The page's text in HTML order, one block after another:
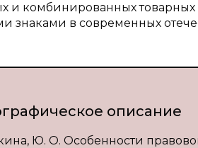
и комбинированных
знаками в современных
описание
Ю. О. Особенности